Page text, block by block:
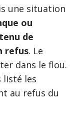
une situation
ou
de
refus. Le
dans le flou.
listé les
au refus du